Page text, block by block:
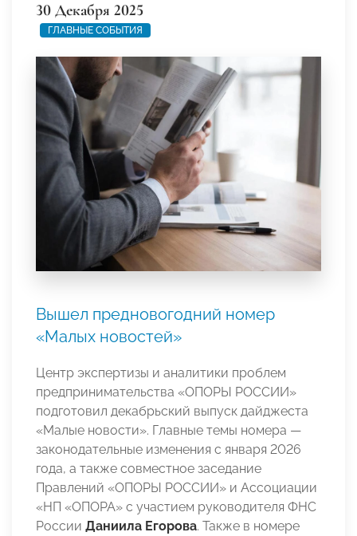
30 Декабря 2025
ГЛАВНЫЕ СОБЫТИЯ
Вышел предновогодний номер
«Малых новостей»
Центр экспертизы и аналитики проблем
предпринимательства «ОПОРЫ РОССИИ»
подготовил декабрьский выпуск дайджеста
«Малые новости». Главные темы номера —
законодательные изменения с января 2026
года, а также совместное заседание
Правлений «ОПОРЫ РОССИИ» и Ассоциации
«НП «ОПОРА» с участием руководителя ФНС
России Даниила Егорова. Также в номере